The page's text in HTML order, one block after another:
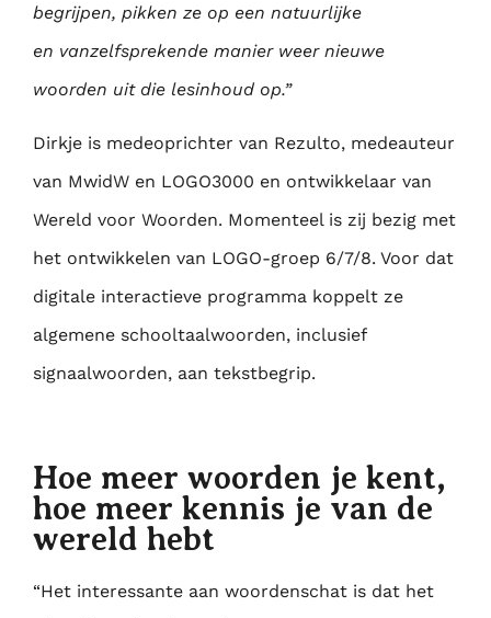
begrijpen, pikken ze op een natuurlijke
en vanzelfsprekende manier weer nieuwe
woorden uit die lesinhoud op.”
Dirkje is medeoprichter van Rezulto, medeauteur
van MwidW en LOGO3000 en ontwikkelaar van
Wereld voor Woorden. Momenteel is zij bezig met
het ontwikkelen van LOGO-groep 6/7/8. Voor dat
digitale interactieve programma koppelt ze
algemene schooltaalwoorden, inclusief
signaalwoorden, aan tekstbegrip.
Hoe meer woorden je kent,
hoe meer kennis je van de
wereld hebt
“Het interessante aan woordenschat is dat het